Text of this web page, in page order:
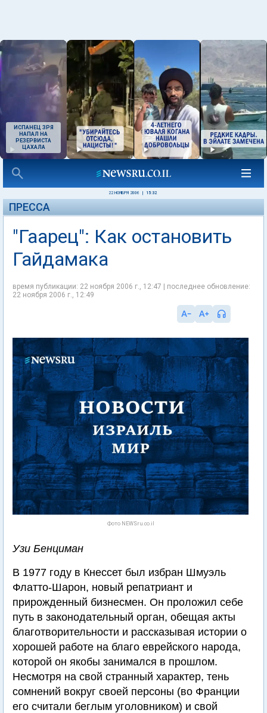
ИСПАНЕЦ ЗРЯ
НАПАЛ НА
РЕЗЕРВИСТА
ЦАХАЛА
22 НОЯБРЯ 2006 15:32
ПРЕССА
"Гаарец": Как остановить
Гайдамака
время публикации: 22 ноября 2006 г., 12:47 | последнее обновление:
22 ноября 2006 г., 12:49
Фото NEWSru.co.il
Узи Бенциман
В 1977 году в Кнессет был избран Шмуэль
Флатто-Шарон, новый репатриант и
прирожденный бизнесмен. Он проложил себе
путь в законодательный орган, обещая акты
благотворительности и рассказывая истории о
хорошей работе на благо еврейского народа,
которой он якобы занимался в прошлом.
Несмотря на свой странный характер, тень
сомнений вокруг своей персоны (во Франции
его считали беглым уголовником) и свой